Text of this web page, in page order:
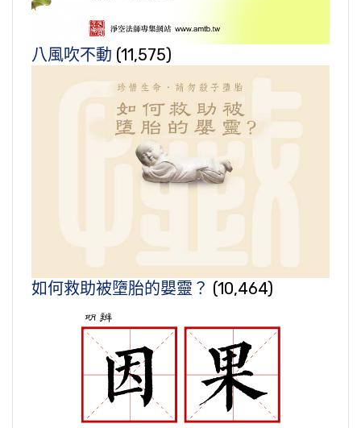
八風吹不動 (11,575)
如何救助被墮胎的嬰靈？ (10,464)